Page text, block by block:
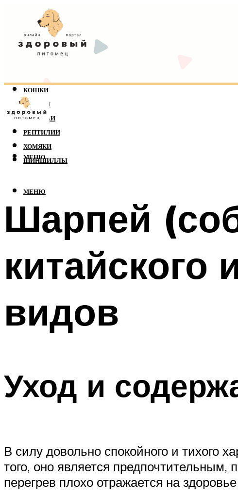
КОШКИ
СОБАКИ
ПОПУГАИ
РЕПТИЛИИ
ХОМЯКИ
ШИНШИЛЛЫ
МЕНЮ
МЕНЮ
Шарпей
китайского
видов
Уход и
В силу довольно спокойного и тихого
того, оно является предпочтительным,
перегрев плохо отражается на